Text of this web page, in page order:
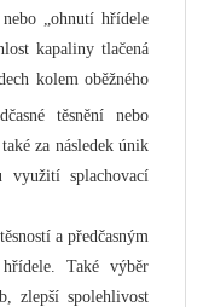
„ohnutí hřídele
kapaliny tlačená
kolem oběžného
těsnění nebo
za následek únik
využití splachovací
a předčasným
Také výběr
zlepší spolehlivost